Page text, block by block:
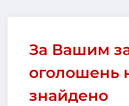
За Вашим
оголошень
знайдено